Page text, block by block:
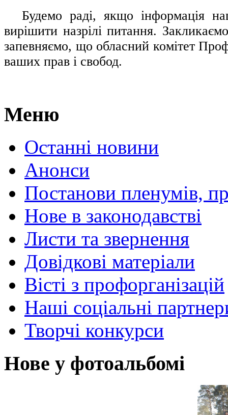
Будемо раді, якщо інформація
вирішити назрілі питання.
запевняємо, що обласний комітет
ваших прав і свобод.
Меню
Останні новини
Анонси
Постанови пленумів,
Нове в законодавстві
Листи та звернення
Довідкові матеріали
Вісті з профорганізацій
Наші соціальні
Творчі конкурси
Нове у фотоальбомі